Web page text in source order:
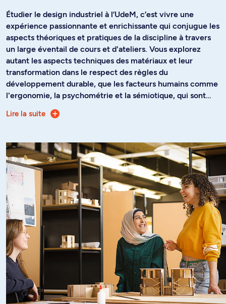
Étudier le design industriel à l’UdeM, c’est vivre une
expérience passionnante et enrichissante qui conjugue les
aspects théoriques et pratiques de la discipline à travers
un large éventail de cours et d'ateliers. Vous explorez
autant les aspects techniques des matériaux et leur
transformation dans le respect des règles du
développement durable, que les facteurs humains comme
l'ergonomie, la psychométrie et la sémiotique, qui sont
systématiquement pris en compte dans chacun des
projets de design.
Au cours de votre formation, vous réalisez des projets
combinés aux enseignements théoriques, sont l'occasion
pour vous d'acquérir une culture du design et une
méthodologie de création, de recherche et de
développement d'objets techniques et de systèmes
complexes. Ils vous familiarisent également avec les
enjeux de l’heure en design.
Lire la suite